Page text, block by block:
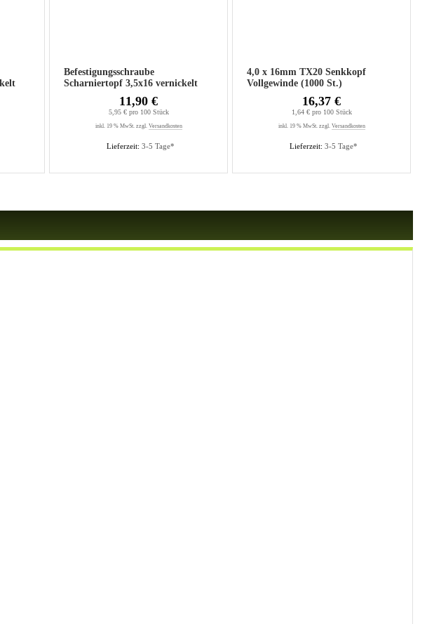
Befestigungsschraube
Scharniertopf 3,5x16 vernickelt
Lieferzeit: 3-5 Tage*
11,90 €
5,95 € pro 100 Stück
inkl. 19 % MwSt. zzgl. Versandkosten
4,0 x 16mm TX20 Senkkopf
Vollgewinde (1000 St.)
Lieferzeit: 3-5 Tage*
16,37 €
1,64 € pro 100 Stück
inkl. 19 % MwSt. zzgl. Versandkosten